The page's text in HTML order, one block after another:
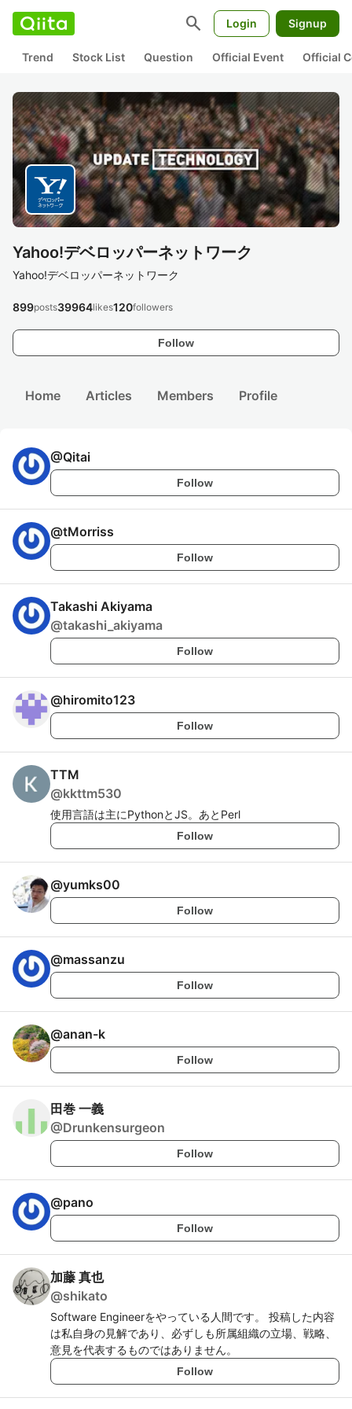
search Login Signup
Trend Stock List Question Official Event Official
Yahoo!デベロッパーネットワーク
Yahoo!デベロッパーネットワーク
Follow
899posts39964likes120followers
Home Articles Members Profile
@Qitai
Follow
@tMorriss
Follow
Takashi Akiyama
@takashi_akiyama
Follow
@hiromito123
Follow
TTM
@kkttm530
使用言語は主にPythonとJS。あとPerl
Follow
@yumks00
Follow
@massanzu
Follow
@anan-k
Follow
田巻 一義
@Drunkensurgeon
Follow
@pano
Follow
加藤 真也
@shikato
Software Engineerをやっている人間です。 投稿した内容
は私自身の見解であり、必ずしも所属組織の立場、戦略、
意見を代表するものではありません。
Follow